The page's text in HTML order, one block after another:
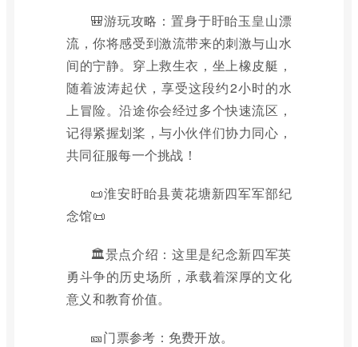
🎒游玩攻略：置身于盱眙玉皇山漂
流，你将感受到激流带来的刺激与山水
间的宁静。穿上救生衣，坐上橡皮艇，
随着波涛起伏，享受这段约2小时的水
上冒险。沿途你会经过多个快速流区，
记得紧握划桨，与小伙伴们协力同心，
共同征服每一个挑战！
📜淮安盱眙县黄花塘新四军军部纪
念馆📜
🏛️景点介绍：这里是纪念新四军英
勇斗争的历史场所，承载着深厚的文化
意义和教育价值。
🎫门票参考：免费开放。